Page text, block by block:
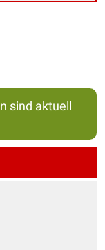
sind aktuell